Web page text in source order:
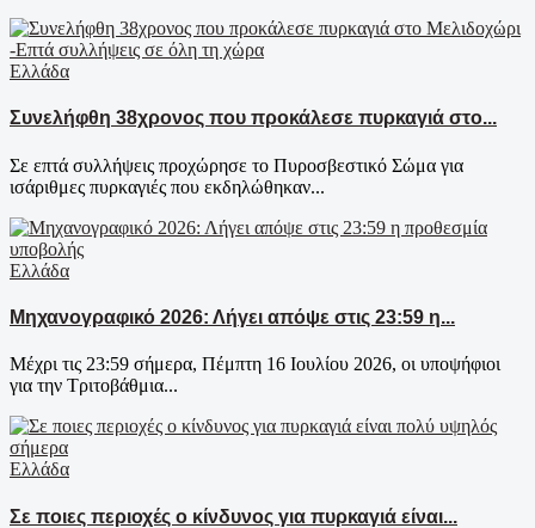
Ελλάδα
Συνελήφθη 38χρονος που προκάλεσε πυρκαγιά στο...
Σε επτά συλλήψεις προχώρησε το Πυροσβεστικό Σώμα για
ισάριθμες πυρκαγιές που εκδηλώθηκαν...
Ελλάδα
Μηχανογραφικό 2026: Λήγει απόψε στις 23:59 η...
Μέχρι τις 23:59 σήμερα, Πέμπτη 16 Ιουλίου 2026, οι υποψήφιοι
για την Τριτοβάθμια...
Ελλάδα
Σε ποιες περιοχές ο κίνδυνος για πυρκαγιά είναι...